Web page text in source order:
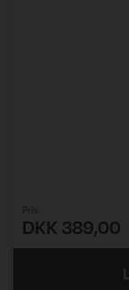
DKK 389,00